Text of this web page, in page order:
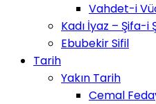
Vahdet-i
Kadı İyaz – Şifa-i
Ebubekir Sifil
Tarih
Yakın Tarih
Cemal